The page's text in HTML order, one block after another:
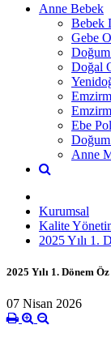
Anne Bebek
Bebek
Gebe
Doğal
Ebe
Anne
Kurumsal
Kalite
2025 Yılı 1.
2025 Yılı 1. Dönem
07 Nisan 2026